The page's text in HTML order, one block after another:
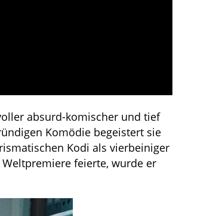
absurd-komischer und tief
Komödie begeistert sie
Kodi als vierbeiniger
feierte, wurde er